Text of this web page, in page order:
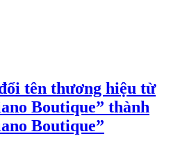
tên thương hiệu từ
Boutique” thành
Boutique”